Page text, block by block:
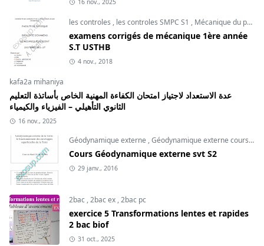
16 nov., 2025
les controles , les controles SMPC S1 , Mécanique du point
examens corrigés de mécanique 1ère année
S.T USTHB
4 nov., 2018
kafa2a mihaniya
عدة الاستعداد لاجتياز امتحان الكفاءة المهنية الخاص بأساتذة التعليم
الثانوي التأهيلي – الفيزياء والكيمياء
16 nov., 2025
Géodynamique externe ,Géodynamique externe cours ,
Cours Géodynamique externe svt S2
29 janv., 2016
2bac ,2bac ex ,2bac pc
exercice 5 Transformations lentes et rapides
2 bac biof
31 oct., 2025